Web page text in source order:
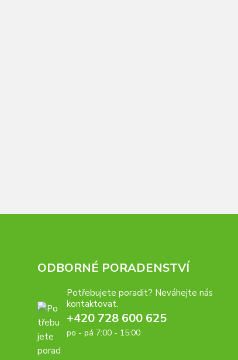
ODBORNÉ PORADENSTVÍ
Potřebujete poradit? Neváhejte nás
kontaktovat.
+420 728 600 625
po - pá 7:00 - 15:00